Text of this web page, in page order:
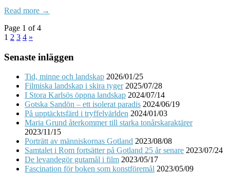
Read more →
Page 1 of 4
1 2 3 4 »
Senaste inläggen
Tid, minne och landskap 2026/01/25
Filmiska landskap i skira tyger 2025/07/28
I Stora Karlsös öppna landskap 2024/07/14
Gotska Sandön – ett isolerat paradis 2024/06/19
På upptäcktsfärd i tryffelvärlden 2024/01/03
Maria Grund återkommer till starka tonårskaraktärer
2023/11/15
Porträtt av människornas Gotland 2023/08/08
Samtalet i Rom fortsätter på Gotland 25 år senare 2023/07/24
De levandegör gutamål i film 2023/05/17
Fascination för boken som konstföremål 2023/05/09